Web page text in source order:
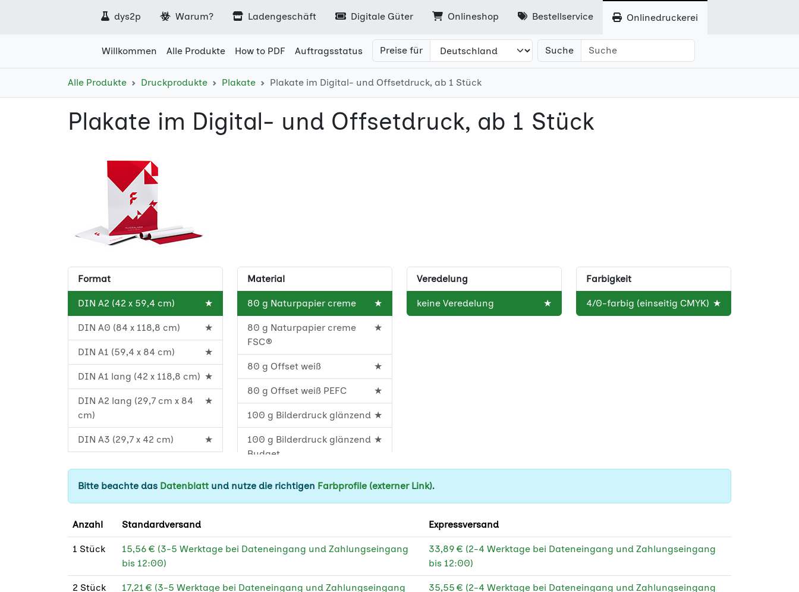
dys2p Warum? Ladengeschäft Digitale Güter Onlineshop Bestellservice Onlinedruckerei
Willkommen Alle Produkte How to PDF Auftragsstatus Preise für Suche
Alle Produkte Druckprodukte Plakate Plakate im Digital- und Offsetdruck, ab 1 Stück
Plakate im Digital- und Offsetdruck, ab 1 Stück
Format
DIN A2 (42 x 59,4 cm) ★
DIN A0 (84 x 118,8 cm) ★
DIN A1 (59,4 x 84 cm) ★
DIN A1 lang (42 x 118,8 cm) ★
DIN A2 lang (29,7 cm x 84
cm)
★
DIN A3 (29,7 x 42 cm) ★
F4 Weltformat (89,5 x 128
cm)
★
Plakatstörer (17 x 59 cm)
50 x 70 cm ★
70 x 100 cm ★
Material
80 g Naturpapier creme ★
80 g Naturpapier creme
FSC®
★
80 g Offset weiß ★
80 g Offset weiß PEFC ★
100 g Bilderdruck glänzend ★
100 g Bilderdruck glänzend
Budget
★
PEFC
100 g Bilderdruck matt
PEFC
★
115 g Affichenpapier ★
Veredelung
keine Veredelung ★
Farbigkeit
4/0-farbig (einseitig CMYK) ★
Bitte beachte das Datenblatt und nutze die richtigen Farbprofile (externer Link).
Anzahl Standardversand Expressversand
1 Stück
15,56 € (3-5 Werktage bei Dateneingang und Zahlungseingang
bis 12:00)
33,89 € (2-4 Werktage bei Dateneingang und Zahlungseingang
bis 12:00)
2 Stück
17,21 € (3-5 Werktage bei Dateneingang und Zahlungseingang
35,55 € (2-4 Werktage bei Dateneingang und Zahlungseingang